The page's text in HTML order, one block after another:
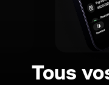
Tous